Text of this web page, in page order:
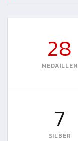
28
MEDAILLEN
7
SILBER